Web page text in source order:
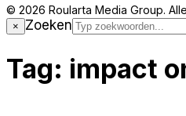
© 2026 Roularta Media Group.
× Zoeken
Tag: impact